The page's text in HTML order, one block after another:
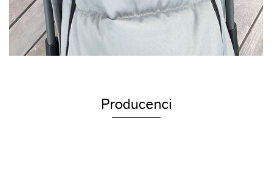
Producenci